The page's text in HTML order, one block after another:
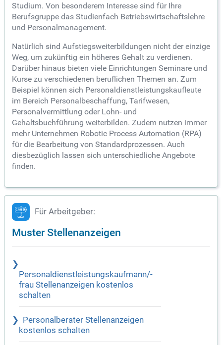
Studium. Von besonderem Interesse sind für Ihre
Berufsgruppe das Studienfach Betriebswirtschaftslehre
und Personalmanagement.
Natürlich sind Aufstiegsweiterbildungen nicht der einzige
Weg, um zukünftig ein höheres Gehalt zu verdienen.
Darüber hinaus bieten viele Einrichtungen Seminare und
Kurse zu verschiedenen beruflichen Themen an. Zum
Beispiel können sich Personaldienstleistungskaufleute
im Bereich Personalbeschaffung, Tarifwesen,
Personalvermittlung oder Lohn- und
Gehaltsbuchführung weiterbilden. Zudem nutzen immer
mehr Unternehmen Robotic Process Automation (RPA)
für die Bearbeitung von Standardprozessen. Auch
diesbezüglich lassen sich unterschiedliche Angebote
finden.
Für Arbeitgeber:
Muster Stellenanzeigen
Personaldienstleistungskaufmann/-
frau Stellenanzeigen kostenlos
schalten
Personalberater Stellenanzeigen
kostenlos schalten